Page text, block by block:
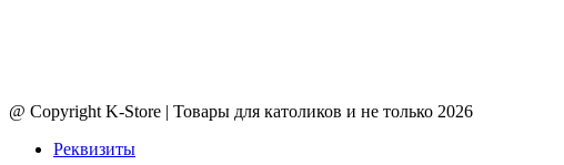
@ Copyright K-Store | Товары для католиков и не только 2026
Реквизиты